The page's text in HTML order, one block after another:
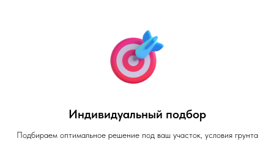
Индивидуальный подбор
Подбираем оптимальное решение под ваш участок, условия грунта